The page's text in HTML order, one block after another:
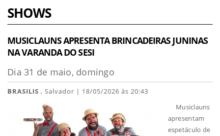
SHOWS
MUSICLAUNS APRESENTA BRINCADEIRAS JUNINAS
NA VARANDA DO SESI
Dia 31 de maio, domingo
BRASILIS , Salvador | 18/05/2026 às 20:43
Musiclauns
apresentam
espetáculo de